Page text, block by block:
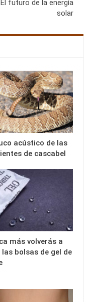
El futuro de la energía
solar
acústico de las
de cascabel
más volverás a
bolsas de gel de